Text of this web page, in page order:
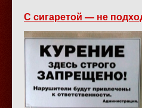
С сигаретой — не